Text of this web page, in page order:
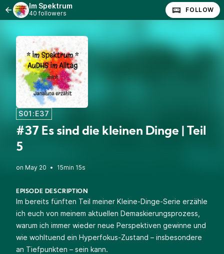
Im Spektrum
40 followers FOLLOW
S01:E37
#37 Es sind die kleinen Dinge | Teil
5
• 15min 15s
EPISODE DESCRIPTION
Im bereits fünften Teil meiner Kleine-Dinge-Serie erzähle
ich euch von meinem aktuellen Demaskierungsprozess,
warum ich immer wieder neue Perspektiven gewinne und
wie wohltuend ein Hyperfokus-Zustand – insbesondere
an Tiefpunkten – sein kann.